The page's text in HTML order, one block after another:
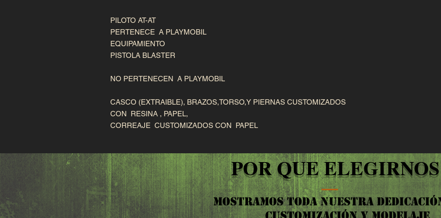
PILOTO AT-AT
PERTENECE A PLAYMOBIL
EQUIPAMIENTO
PISTOLA BLASTER
NO PERTENECEN A PLAYMOBIL
CASCO (EXTRAIBLE), BRAZOS,TORSO,Y PIERNAS CUSTOMIZADOS
CON RESINA , PAPEL,
CORREAJE CUSTOMIZADOS CON PAPEL
POR QUE
MOSTRAMOS TODA NUESTRA